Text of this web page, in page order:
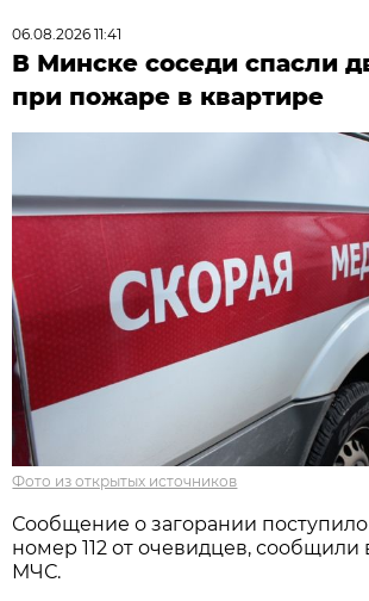
06.08.2026 11:41
В Минске соседи спасли
при пожаре в квартире
Фото из открытых источников
Сообщение о загорании поступило
номер 112 от очевидцев, сообщили
МЧС.